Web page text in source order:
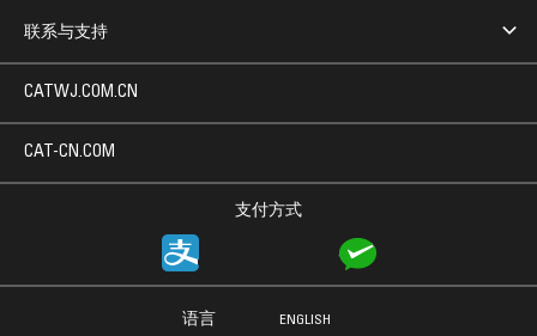
联系与支持
支付方式
CATWJ.COM.CN
CAT-CN.COM
语言 ENGLISH